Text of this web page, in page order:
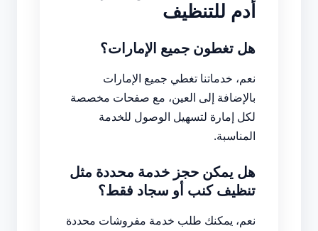
أدم للتنظيف
هل تغطون جميع الإمارات؟
نعم، خدماتنا تغطي جميع الإمارات
بالإضافة إلى العين، مع صفحات مخصصة
لكل إمارة لتسهيل الوصول للخدمة
المناسبة.
هل يمكن حجز خدمة محددة مثل
تنظيف كنب أو سجاد فقط؟
نعم، يمكنك طلب خدمة مفروشات محددة